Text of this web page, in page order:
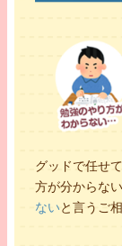
グッドで任せ
方が分からな
ないと言うご